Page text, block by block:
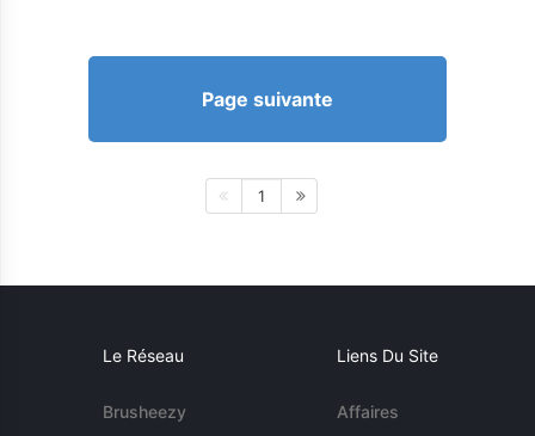
Page suivante
1
Le Réseau
Brusheezy
Liens Du Site
Affaires